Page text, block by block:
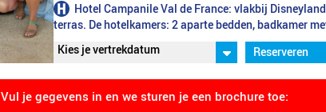
Hotel Campanile Val de France: vlakbij
terras. De hotelkamers: 2 aparte bedden, badkamer
Kies je vertrekdatum
maandag 7 december 2026
Reserveren
Vul je gegevens in en we sturen je een brochure toe: